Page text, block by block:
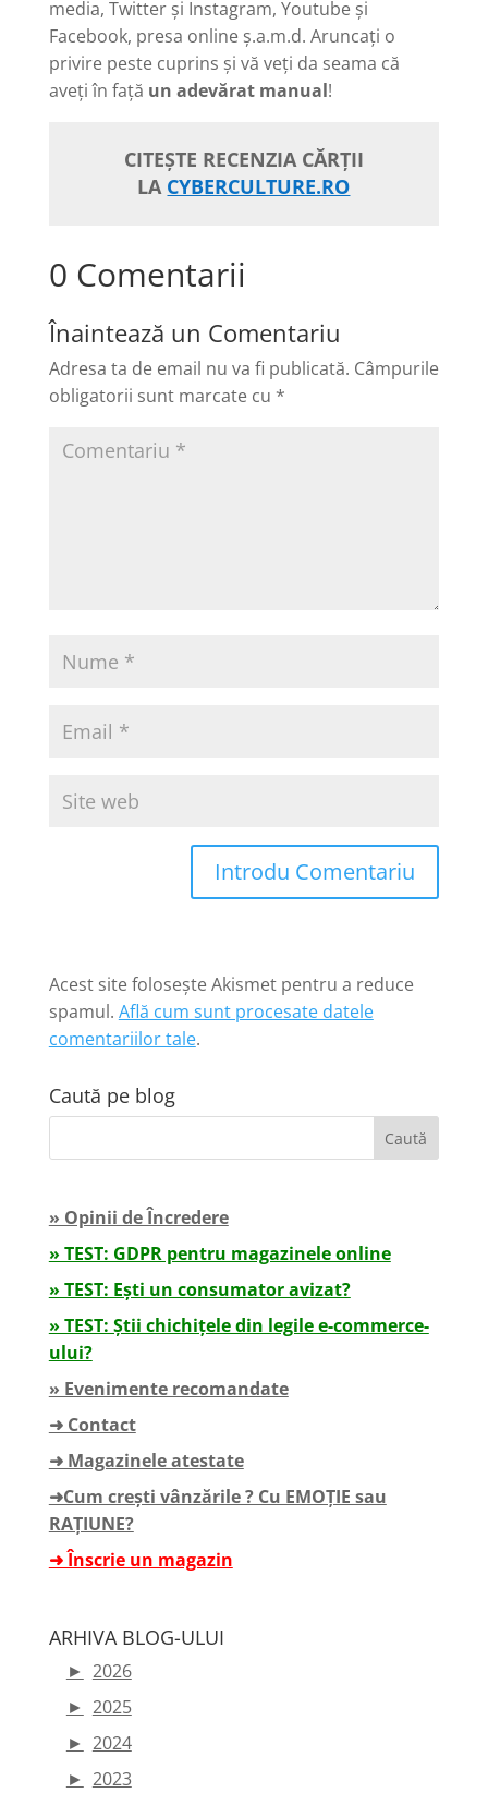
media, Twitter și Instagram, Youtube și
Facebook, presa online ș.a.m.d. Aruncați o
privire peste cuprins și vă veți da seama că
aveți în față un adevărat manual!
CITEȘTE RECENZIA CĂRȚII
LA CYBERCULTURE.RO
0 Comentarii
Înaintează un Comentariu
Adresa ta de email nu va fi publicată. Câmpurile
obligatorii sunt marcate cu *
Introdu Comentariu
Acest site folosește Akismet pentru a reduce
spamul. Află cum sunt procesate datele
comentariilor tale.
Caută pe blog
» Opinii de Încredere
» TEST: GDPR pentru magazinele online
» TEST: Ești un consumator avizat?
» TEST: Știi chichițele din legile e-commerce-
ului?
» Evenimente recomandate
➜ Contact
➜ Magazinele atestate
➜Cum crești vânzările ? Cu EMOȚIE sau
RAȚIUNE?
➜ Înscrie un magazin
ARHIVA BLOG-ULUI
► 2026
► 2025
► 2024
► 2023